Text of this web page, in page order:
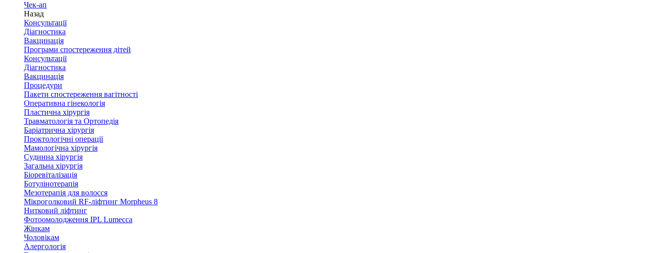
Чек-ап
Назад
Консультації
Діагностика
Вакцинація
Програми спостереження дітей
Консультації
Діагностика
Вакцинація
Процедури
Пакети спостереження вагітності
Оперативна гінекологія
Пластична хірургія
Травматологія та Ортопедія
Баріатрична хірургія
Проктологічні операції
Мамологічна хірургія
Судинна хірургія
Загальна хірургія
Біоревіталізація
Ботулінотерапія
Мезотерапія для волосся
Мікроголковий RF-ліфтинг Morpheus 8
Нитковий ліфтинг
Фотоомолодження IPL Lumecca
Жінкам
Чоловікам
Алергологія